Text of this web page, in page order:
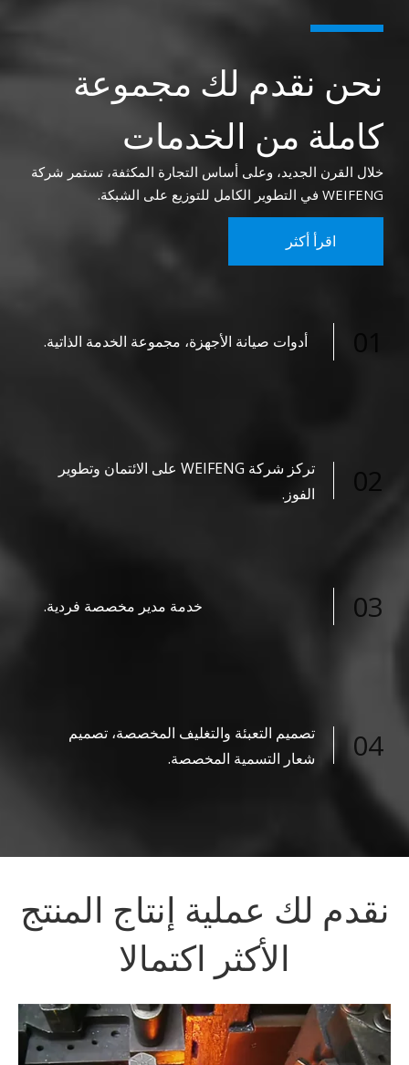
نحن نقدم لك مجموعة
كاملة من الخدمات
خلال القرن الجديد، وعلى أساس التجارة المكثفة، تستمر شركة
WEIFENG في التطوير الكامل للتوزيع على الشبكة.
اقرأ أكثر
أدوات صيانة الأجهزة، مجموعة الخدمة الذاتية.
02
تركز شركة WEIFENG على الائتمان وتطوير
الفوز.
03 خدمة مدير مخصصة فردية.
04
تصميم التعبئة والتغليف المخصصة، تصميم
شعار التسمية المخصصة.
نقدم لك عملية إنتاج المنتج
الأكثر اكتمالا